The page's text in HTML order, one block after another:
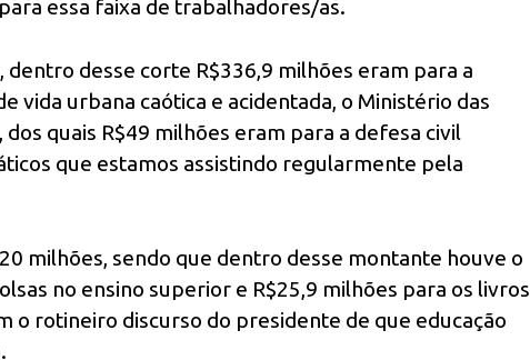
essa faixa de trabalhadores/as.
desse corte R$336,9 milhões eram para a
vida urbana caótica e acidentada, o Ministério das
quais R$49 milhões eram para a defesa civil
que estamos assistindo regularmente pela
milhões, sendo que dentro desse montante houve o
no ensino superior e R$25,9 milhões para os livros
o rotineiro discurso do presidente de que educação